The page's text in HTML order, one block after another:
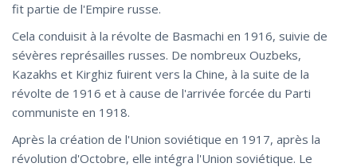
fit partie de l'Empire russe.
Cela conduisit à la révolte de Basmachi en 1916, suivie de
sévères représailles russes. De nombreux Ouzbeks,
Kazakhs et Kirghiz fuirent vers la Chine, à la suite de la
révolte de 1916 et à cause de l'arrivée forcée du Parti
communiste en 1918.
Après la création de l'Union soviétique en 1917, après la
révolution d'Octobre, elle intégra l'Union soviétique. Le